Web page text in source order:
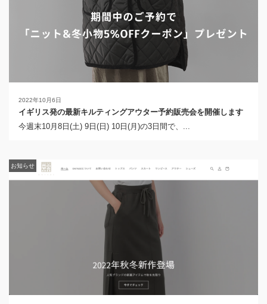
2022年10月6日
イギリス発の最新キルティングアウター予約販売会を開催します
今週末10月8日(土) 9日(日) 10日(月)の3日間で、...
お知らせ